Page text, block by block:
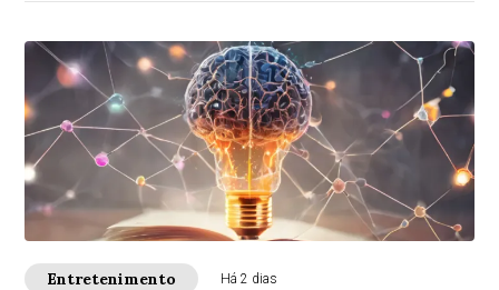
Entretenimento Há 2 dias